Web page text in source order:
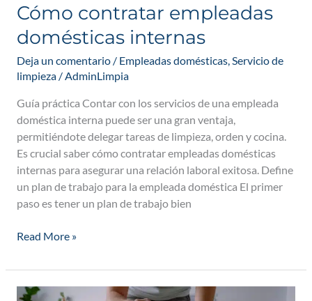
Cómo contratar empleadas
domésticas internas
Deja un comentario / Empleadas domésticas,Servicio de
limpieza/AdminLimpia
Guía práctica Contar con los servicios de una empleada
doméstica interna puede ser una gran ventaja,
permitiéndote delegar tareas de limpieza, orden y cocina.
Es crucial saber cómo contratar empleadas domésticas
internas para asegurar una relación laboral exitosa. Define
un plan de trabajo para la empleada doméstica El primer
paso es tener un plan de trabajo bien
Read More »
Día